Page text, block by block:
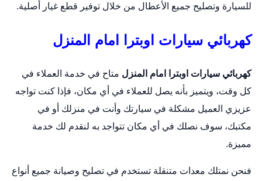
للسيارة وتصليح جميع الأعطال من خلال توفير قطع غيار أصلية.
كهربائي سيارات اوبترا امام المنزل
كهربائي سيارات اوبترا امام المنزل متاح في خدمة العملاء في
كل وقت، ويتميز بأنه يصل للعملاء في أي مكان، فإذا كنت تواجه
عزيزي العميل مشكلة في سيارتك وأنت في منزلك أو في
مكتبك، سوف نصلك في أي مكان تتواجد به لنقدم لك خدمة
مميزة.
فنحن نمتلك معدات متنقلة تستخدم في تصليح وصيانة جميع أنواع